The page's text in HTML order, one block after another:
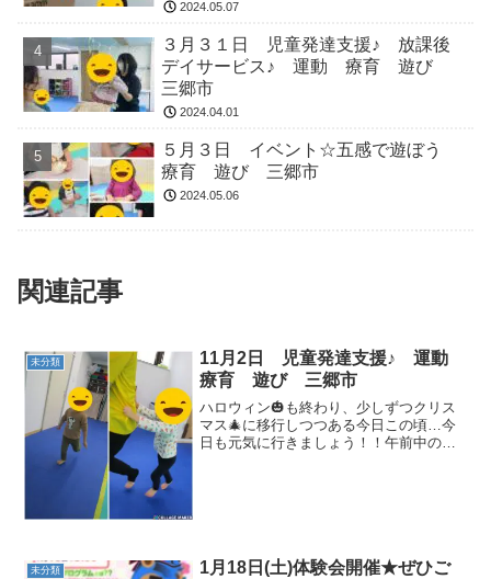
2024.05.07
３月３１日 児童発達支援♪ 放課後
デイサービス♪ 運動 療育 遊び
三郷市
2024.04.01
５月３日 イベント☆五感で遊ぼう
療育 遊び 三郷市
2024.05.06
関連記事
未分類
11月2日 児童発達支援♪ 運動
療育 遊び 三郷市
ハロウィン🎃も終わり、少しずつクリス
マス🎄に移行しつつある今日この頃…今
日も元気に行きましょう！！午前中のメ
未分類
1月18日(土)体験会開催★ぜひご